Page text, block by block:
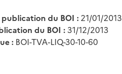
du BOI : 21/01/2013
du BOI : 31/12/2013
: BOI-TVA-LIQ-30-10-60